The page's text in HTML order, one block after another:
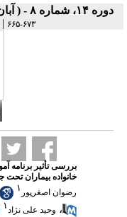
دوره ۱۴، شماره ۸ - ( آبان ۱۳۹۵ )
۶۷۳-۶۶۵
|
بررسی تأثیر برنامه
خانواده بیماران تحت
رضوان اصغرپور ۱
، وحید علی نژاد۱